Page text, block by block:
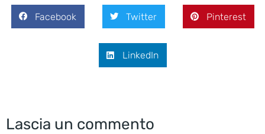
Facebook Twitter Pinterest
LinkedIn
Lascia un commento